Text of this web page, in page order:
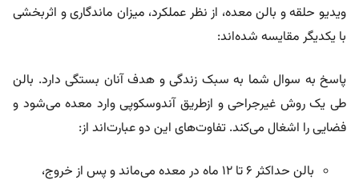
ویدیو حلقه و بالن معده، از نظر عملکرد، میزان ماندگاری و اثربخشی
با یکدیگر مقایسه شده‌اند:
پاسخ به سوال شما به سبک زندگی و هدف آنان بستگی دارد. بالن
طی یک روش غیرجراحی و از‌طریق آندوسکوپی وارد معده می‌شود و
فضایی را اشغال می‌کند. تفاوت‌های این دو عبارت‌اند از:
بالن حداکثر ۶ تا ۱۲ ماه در معده می‌ماند و پس از خروج،